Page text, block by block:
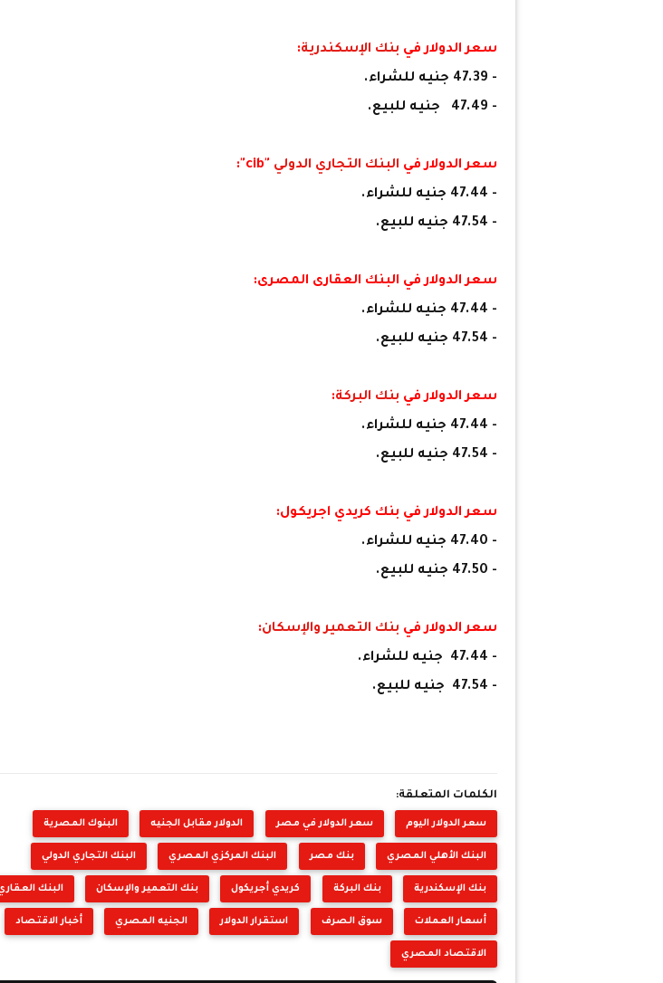
سعر الدولار في بنك الإسكندرية:
- 47.39 جنيه للشراء.
- 47.49 جنيه للبيع.
سعر الدولار في البنك التجاري الدولي "cib":
- 47.44 جنيه للشراء.
- 47.54 جنيه للبيع.
سعر الدولار في البنك العقارى المصرى:
- 47.44 جنيه للشراء.
- 47.54 جنيه للبيع.
سعر الدولار في بنك البركة:
- 47.44 جنيه للشراء.
- 47.54 جنيه للبيع.
سعر الدولار في بنك كريدي اجريكول:
- 47.40 جنيه للشراء.
- 47.50 جنيه للبيع.
سعر الدولار في بنك التعمير والإسكان:
- 47.44 جنيه للشراء.
- 47.54 جنيه للبيع.
الكلمات المتعلقة:
سعر الدولار اليوم سعر الدولار في مصر الدولار مقابل الجنيه البنوك المصرية
البنك الأهلي المصري بنك مصر البنك المركزي المصري البنك التجاري الدولي
بنك الإسكندرية بنك البركة كريدي أجريكول بنك التعمير والإسكان البنك
أسعار العملات سوق الصرف استقرار الدولار الجنيه المصري أخبار الاقتصاد
الاقتصاد المصري